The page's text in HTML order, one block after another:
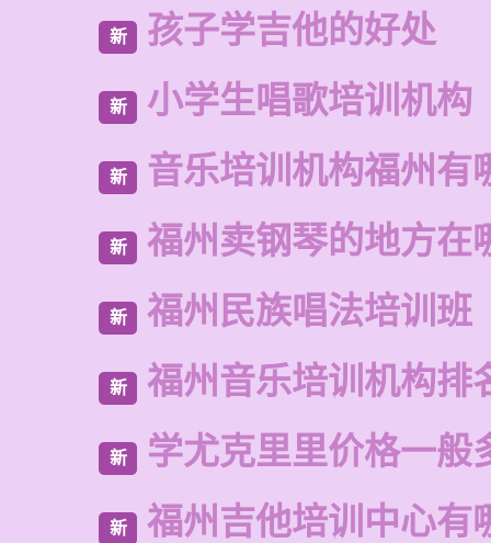
新 孩子学吉他的好处
新 小学生唱歌培训机构
新 音乐培训机构福州有
新 福州卖钢琴的地方在
新 福州民族唱法培训班
新 福州音乐培训机构排
新 学尤克里里价格一般
新 福州吉他培训中心有